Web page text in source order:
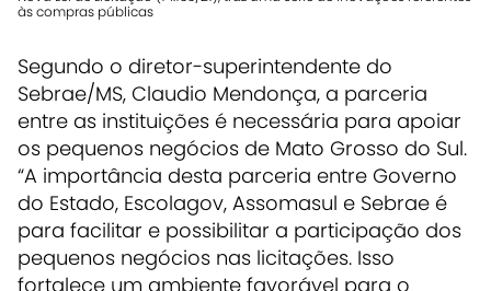
às compras públicas
Segundo o diretor-superintendente do
Sebrae/MS, Claudio Mendonça, a parceria
entre as instituições é necessária para apoiar
os pequenos negócios de Mato Grosso do Sul.
“A importância desta parceria entre Governo
do Estado, Escolagov, Assomasul e Sebrae é
para facilitar e possibilitar a participação dos
pequenos negócios nas licitações. Isso
fortalece um ambiente favorável para o